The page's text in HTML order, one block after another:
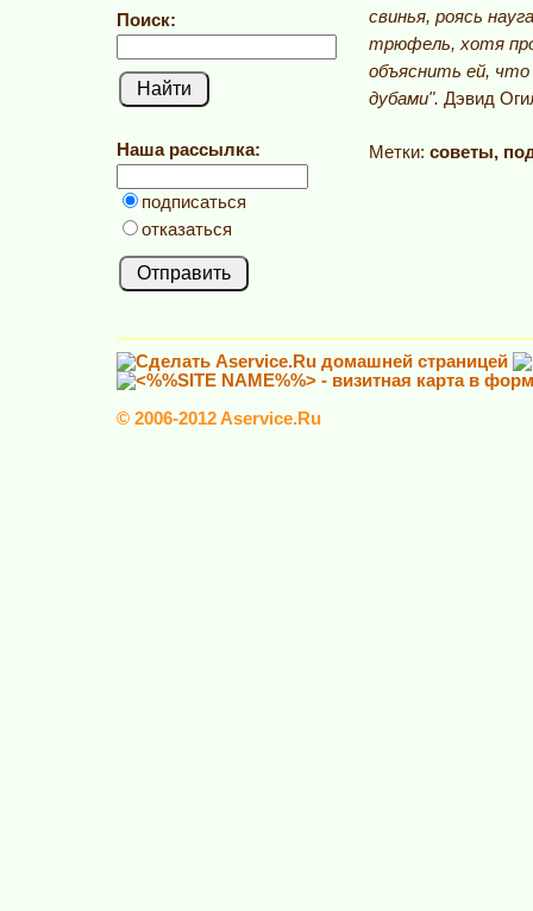
Поиск:
Наша рассылка:
подписаться
отказаться
свинья, роясь
трюфель, хотя
объяснить ей,
дубами". Дэвид
Метки: советы,
© 2006-2012 Aservice.Ru